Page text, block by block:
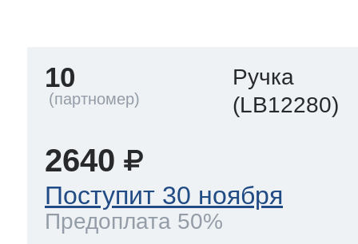
морозилок
холод.камер
10
Ручка
(LB12280)
2640
Поступит 30 ноября
Предоплата 50%